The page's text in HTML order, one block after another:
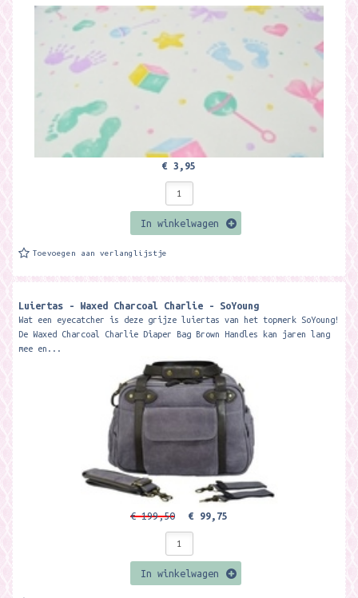
€ 3,95
In winkelwagen
Toevoegen aan verlanglijstje
Luiertas - Waxed Charcoal Charlie - SoYoung
Wat een eyecatcher is deze grijze luiertas van het topmerk SoYoung!
De Waxed Charcoal Charlie Diaper Bag Brown Handles kan jaren lang
mee en...
€ 199,50 € 99,75
In winkelwagen